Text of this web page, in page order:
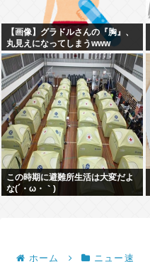
【画像】グラドルさんの『胸』、
丸見えになってしまうwww
この時期に避難所生活は大変だよ
な(´・ω・｀)
ホーム ニュー速